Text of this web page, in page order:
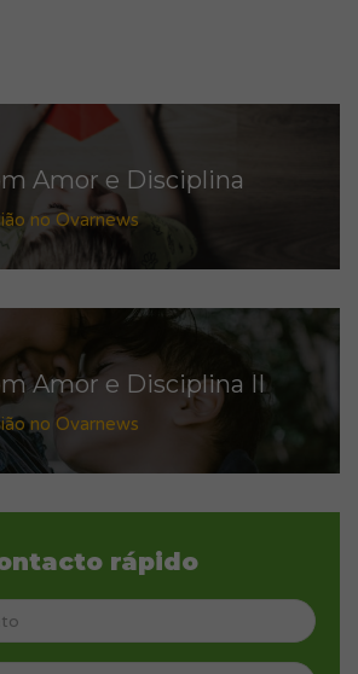
Amor e Disciplina
no Ovarnews
Amor e Disciplina II
no Ovarnews
rápido